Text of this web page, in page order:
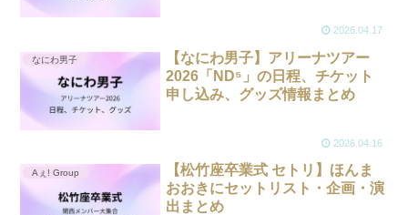
2026.04.17
なにわ男子
【なにわ男子】アリーナツアー
2026「ND⁵」の日程、チケット
申し込み、グッズ情報まとめ
2026.04.16
Aぇ! Group
【松竹座卒業式 セトリ】ほんま
おおきにセットリスト・企画・演
出まとめ